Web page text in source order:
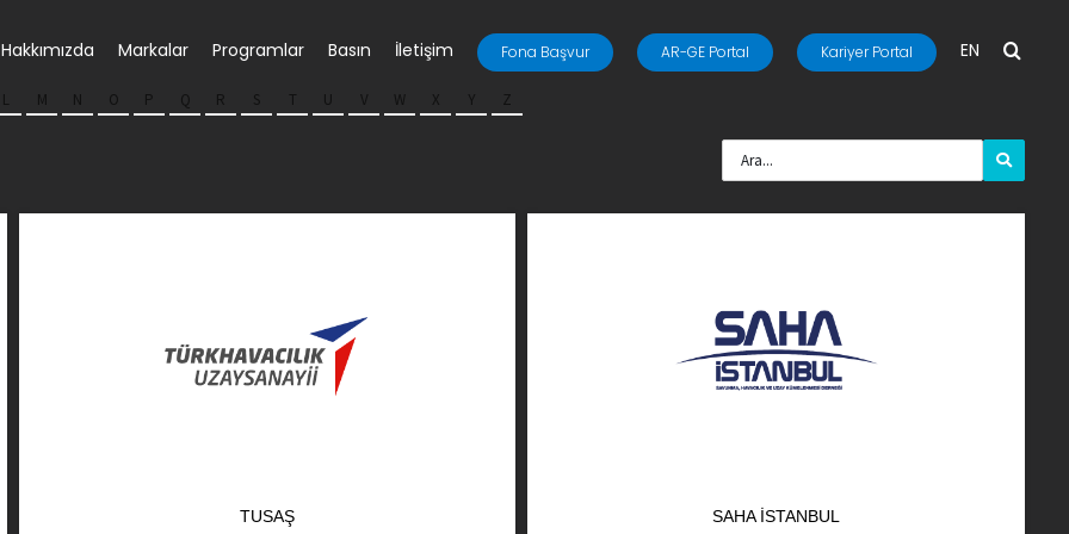
Hakkımızda Markalar Programlar Basın İletişim Fona Başvur AR-GE Portal Kariyer Portal EN
L M N O P Q R S T U V W X Y Z
TUSAŞ SAHA İSTANBUL